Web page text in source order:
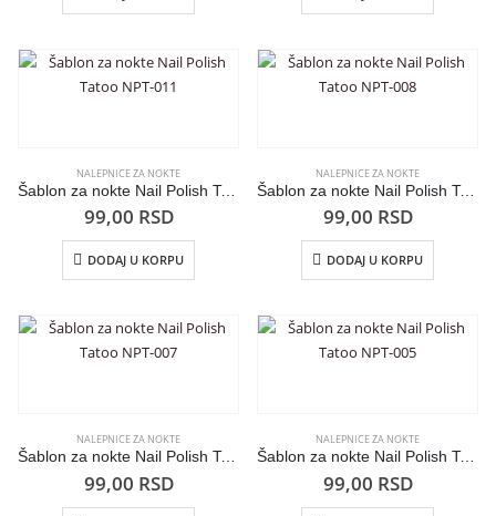
NALEPNICE ZA NOKTE
Šablon za nokte Nail Polish Tatoo NPT-011
99,00 RSD
DODAJ U KORPU
NALEPNICE ZA NOKTE
Šablon za nokte Nail Polish Tatoo NPT-008
99,00 RSD
DODAJ U KORPU
NALEPNICE ZA NOKTE
Šablon za nokte Nail Polish Tatoo NPT-007
99,00 RSD
NALEPNICE ZA NOKTE
Šablon za nokte Nail Polish Tatoo NPT-005
99,00 RSD